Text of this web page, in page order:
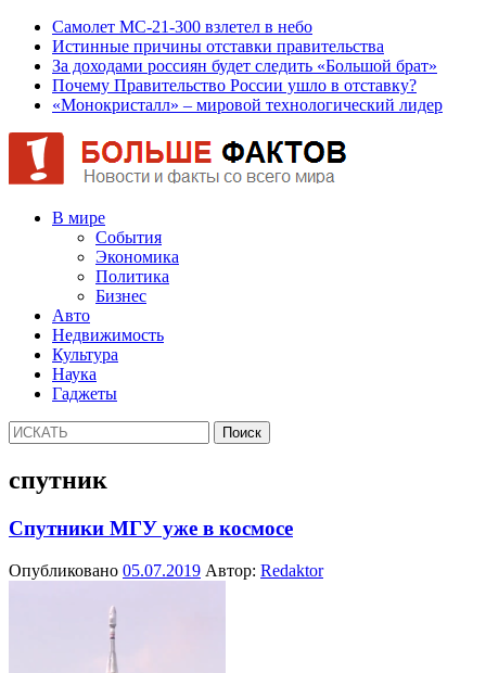
Самолет МС-21-300 взлетел в небо
Истинные причины отставки правительства
За доходами россиян будет следить «Большой брат»
Почему Правительство России ушло в отставку?
«Монокристалл» – мировой технологический лидер
В мире
События
Экономика
Политика
Бизнес
Авто
Недвижимость
Культура
Наука
Гаджеты
спутник
Спутники МГУ уже в космосе
Опубликовано 05.07.2019 Автор: Redaktor